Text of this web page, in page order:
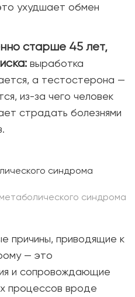
ухудшает обмен
старше 45 лет,
выработка
а тестостерона —
из-за чего человек
страдать болезнями
синдрома
причины, приводящие к
— это
и сопровождающие
процессов вроде